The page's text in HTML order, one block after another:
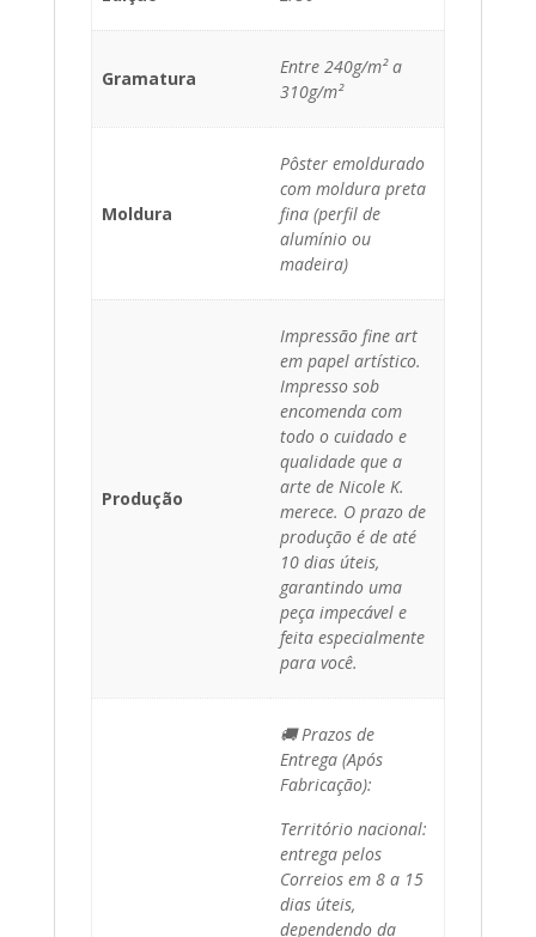
Gramatura
Entre 240g/m² a
310g/m²
Moldura
Pôster emoldurado
com moldura preta
fina (perfil de
alumínio ou
madeira)
Produção
Impressão fine art
em papel artístico.
Impresso sob
encomenda com
todo o cuidado e
qualidade que a
arte de Nicole K.
merece. O prazo de
produção é de até
10 dias úteis,
garantindo uma
peça impecável e
feita especialmente
para você.
🚚 Prazos de
Entrega (Após
Fabricação):
Território nacional:
entrega pelos
Correios em 8 a 15
dias úteis,
dependendo da